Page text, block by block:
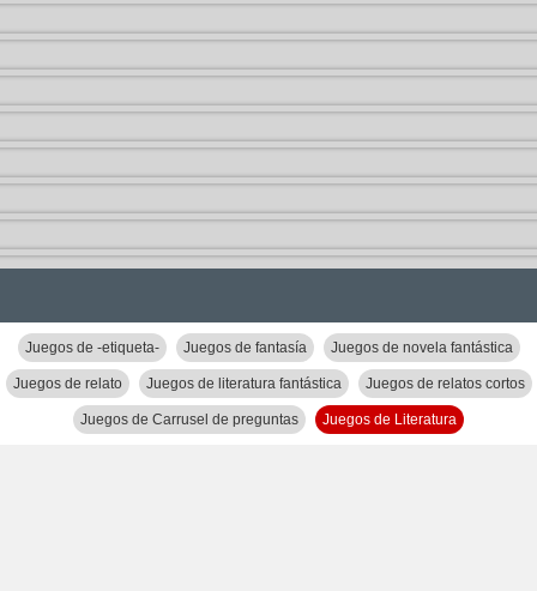
Juegos de -etiqueta- Juegos de fantasía Juegos de novela fantástica
Juegos de relato Juegos de literatura fantástica Juegos de relatos cortos
Juegos de Carrusel de preguntas Juegos de Literatura